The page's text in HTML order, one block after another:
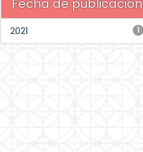
Fecha de publicación
1
2021